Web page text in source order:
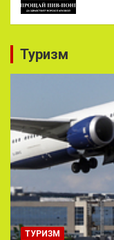
Туризм
ТУРИЗМ